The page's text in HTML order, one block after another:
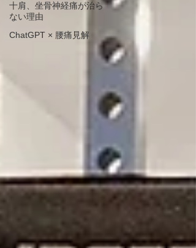
十肩、坐骨神経痛が治ら
ない理由
ChatGPT × 腰痛見解